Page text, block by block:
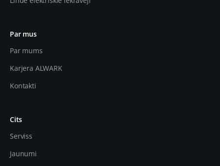
Par mus
Par mums
Karjera ALWARK
Kontakti
Cits
Serviss
Jaunumi